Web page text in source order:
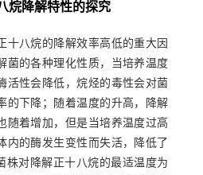
烷降解特性的探究
十八烷的降解效率高低的重大因
菌的各种理化性质，当培养温度
活性会降低，烷烃的毒性会对菌
的下降；随着温度的升高，降解
随着增加，但是当培养温度过高
内的酶发生变性而失活，降低了
株对降解正十八烷的最适温度为